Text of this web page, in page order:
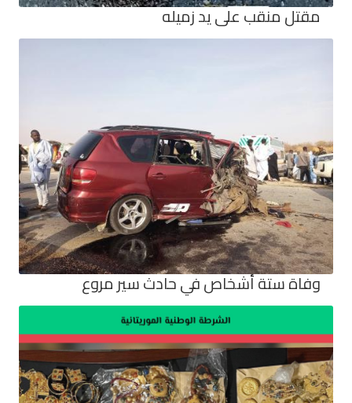
مقتل منقب على يد زميله
وفاة ستة أشخاص في حادث سير مروع